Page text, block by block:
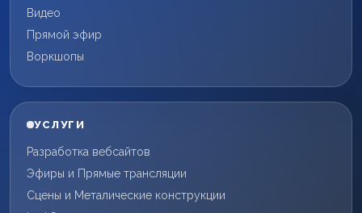
Видео
Прямой эфир
Воркшопы
УСЛУГИ
Разработка вебсайтов
Эфиры и Прямые трансляции
Сцены и Металические конструкции